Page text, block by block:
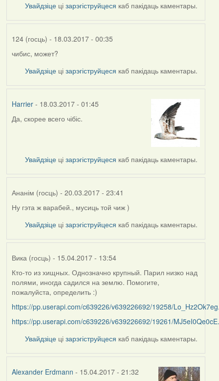
Увайдзіце цізарэгіструйцеся каб пакідаць каментары.
124 (госць) - 18.03.2017 - 00:35
In
reply
by
(госць)
чибис, может?
Увайдзіце цізарэгіструйцеся каб пакідаць каментары.
Harrier- 18.03.2017 - 01:45
In
Cs137
Да, скорее всего чібіс.
Увайдзіце цізарэгіструйцеся каб пакідаць каментары.
Ананім (госць) - 20.03.2017 - 23:41
Ну гэта ж варабей., мусиць той чиж )
Увайдзіце цізарэгіструйцеся каб пакідаць каментары.
Вика (госць) - 15.04.2017 - 13:54
Кто-то из хищных. Однозначно крупный. Парил низко над
полями, иногда садился на землю. Помогите,
пожалуйста, определить :)
https://pp.userapi.com/c639226/v639226692/19258/
https://pp.userapi.com/c639226/v639226692/19261/
Увайдзіце цізарэгіструйцеся каб пакідаць каментары.
Alexander Erdmann - 15.04.2017 - 21:32